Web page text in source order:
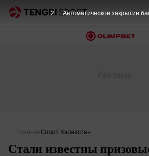
Главная Спорт Казахстан
Стали известны
2 Автоматическое закрытие